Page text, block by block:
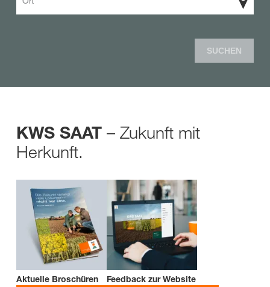
SUCHEN
KWS SAAT – Zukunft mit
Herkunft.
Aktuelle Broschüren Feedback zur Website